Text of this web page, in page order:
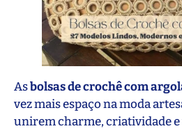
Asbolsas de crochê com
vez mais espaço na moda
unirem charme, criatividade e